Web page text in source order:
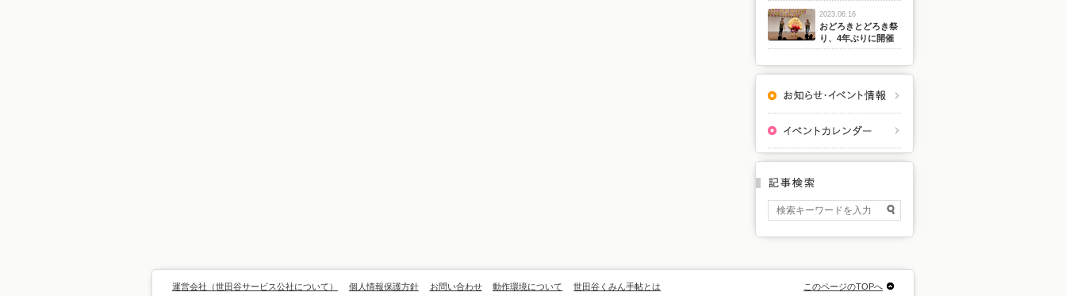
2023.06.16
おどろきとどろき祭
り、4年ぶりに開催
運営会社（世田谷サービス公社について） 個人情報保護方針 お問い合わせ 動作環境について 世田谷くみん手帖とは このページのTOPへ